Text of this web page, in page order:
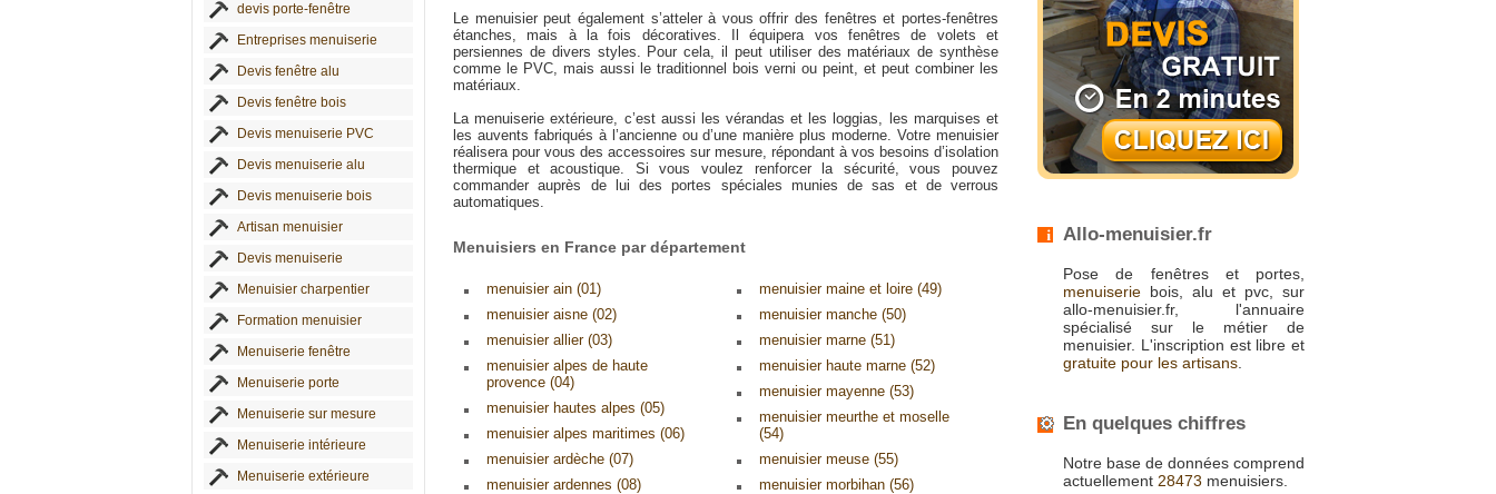
devis porte-fenêtre
Entreprises menuiserie
Devis fenêtre alu
Devis fenêtre bois
Devis menuiserie PVC
Devis menuiserie alu
Devis menuiserie bois
Artisan menuisier
Devis menuiserie
Menuisier charpentier
Formation menuisier
Menuiserie fenêtre
Menuiserie porte
Menuiserie sur mesure
Menuiserie intérieure
Menuiserie extérieure
Le menuisier peut également s’atteler à vous offrir des fenêtres et portes-fenêtres
étanches, mais à la fois décoratives. Il équipera vos fenêtres de volets et
persiennes de divers styles. Pour cela, il peut utiliser des matériaux de synthèse
comme le PVC, mais aussi le traditionnel bois verni ou peint, et peut combiner les
matériaux.
La menuiserie extérieure, c’est aussi les vérandas et les loggias, les marquises et
les auvents fabriqués à l’ancienne ou d’une manière plus moderne. Votre menuisier
réalisera pour vous des accessoires sur mesure, répondant à vos besoins d’isolation
thermique et acoustique. Si vous voulez renforcer la sécurité, vous pouvez
commander auprès de lui des portes spéciales munies de sas et de verrous
automatiques.
Menuisiers en France par département
menuisier ain (01)
menuisier aisne (02)
menuisier allier (03)
menuisier alpes de haute
provence (04)
menuisier hautes alpes (05)
menuisier alpes maritimes (06)
menuisier ardèche (07)
menuisier ardennes (08)
menuisier maine et loire (49)
menuisier manche (50)
menuisier marne (51)
menuisier haute marne (52)
menuisier mayenne (53)
menuisier meurthe et moselle
(54)
menuisier meuse (55)
menuisier morbihan (56)
Allo-menuisier.fr
Pose de fenêtres et portes,
menuiserie bois, alu et pvc, sur
allo-menuisier.fr, l'annuaire
spécialisé sur le métier de
menuisier. L'inscription est libre et
gratuite pour les artisans
En quelques chiffres
Notre base de données comprend
actuellement 28473 menuisiers.